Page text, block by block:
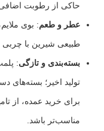
حاکی از رطوبت اضافی یا
عطر و طعم : بوی ملایم،
طبیعی شیرین با چربی سالم،
بسته‌بندی و تازگی: پلمپ‌شده
تولید اخیر؛ بسته‌های دست‌چین
برای خرید عمده، از تامین
مناسب‌تر باشد.